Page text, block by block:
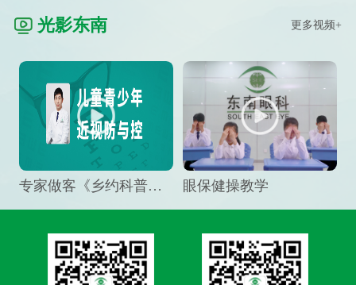
光影东南 更多视频+
专家做客《乡约科普》栏目，预防孩子近视竟然这么“简单” 眼保健操教学